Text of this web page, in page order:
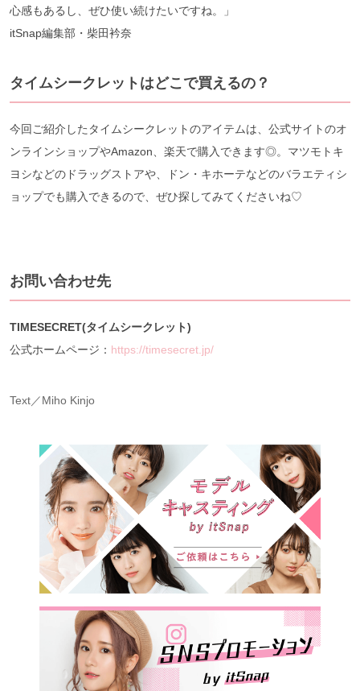
心感もあるし、ぜひ使い続けたいですね。」
itSnap編集部・柴田衿奈
タイムシークレットはどこで買えるの？
今回ご紹介したタイムシークレットのアイテムは、公式サイトのオ
ンラインショップやAmazon、楽天で購入できます◎。マツモトキ
ヨシなどのドラッグストアや、ドン・キホーテなどのバラエティシ
ョップでも購入できるので、ぜひ探してみてくださいね♡
お問い合わせ先
TIMESECRET(タイムシークレット)
公式ホームページ： https://timesecret.jp/
Text／Miho Kinjo